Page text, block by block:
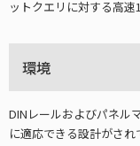
ットクエリに対する高速
環境
DINレールおよびパネル
に適応できる設計がさ